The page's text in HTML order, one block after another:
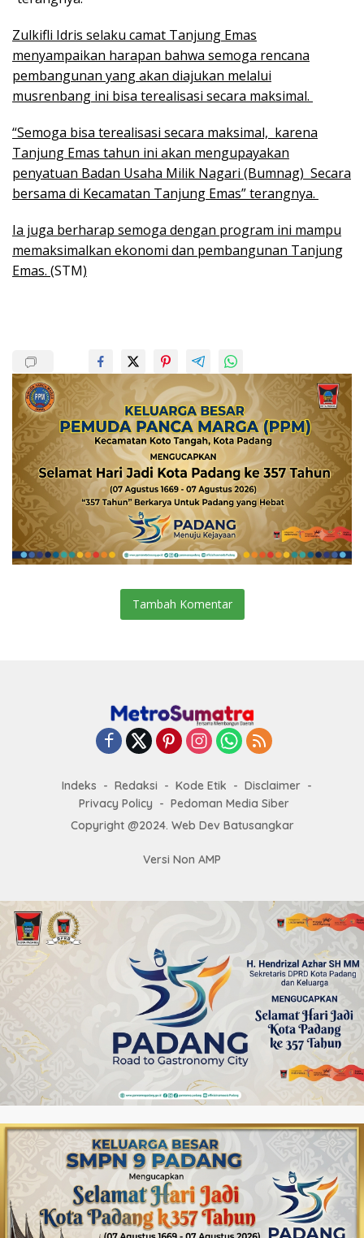
Zulkifli Idris selaku camat Tanjung Emas
menyampaikan harapan bahwa semoga rencana
pembangunan yang akan diajukan melalui
musrenbang ini bisa terealisasi secara maksimal.
“Semoga bisa terealisasi secara maksimal, karena
Tanjung Emas tahun ini akan mengupayakan
penyatuan Badan Usaha Milik Nagari (Bumnag) Secara
bersama di Kecamatan Tanjung Emas” terangnya.
Ia juga berharap semoga dengan program ini mampu
memaksimalkan ekonomi dan pembangunan Tanjung
Emas. (STM)
Tambah Komentar
Indeks Redaksi Kode Etik
Disclaimer
Privacy Policy
Pedoman Media Siber
Copyright @2024. Web Dev Batusangkar
Versi Non AMP